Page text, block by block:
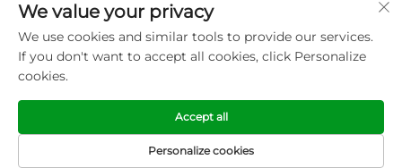
Copyright © 2026 Xuzhou sanhe automatic
control equipment Co.,LTD. Alle Rechte
vorbehalten
We value your privacy
We use cookies and similar tools to provide our services.
If you don't want to accept all cookies, click Personalize
cookies.
Personalize cookies
Accept all